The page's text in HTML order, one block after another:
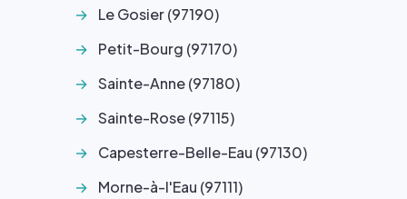
Le Gosier (97190)
Petit-Bourg (97170)
Sainte-Anne (97180)
Sainte-Rose (97115)
Capesterre-Belle-Eau (97130)
Morne-à-l'Eau (97111)